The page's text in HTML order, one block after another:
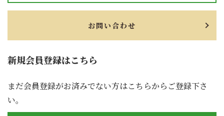
新規会員登録はこちら
まだ会員登録がお済みでない方はこちらからご登録下さ
い。
お問い合わせ